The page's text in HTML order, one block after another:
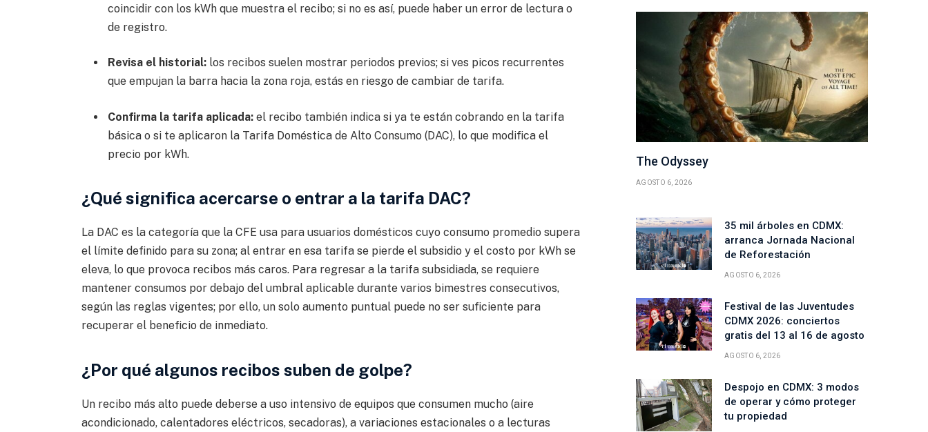
coincidir con los kWh que muestra el recibo; si no es así, puede haber un error de lectura o
de registro.
Revisa el historial:los recibos suelen mostrar periodos previos; si ves picos recurrentes
que empujan la barra hacia la zona roja, estás en riesgo de cambiar de tarifa.
Confirma la tarifa aplicada:el recibo también indica si ya te están cobrando en la tarifa
básica o si te aplicaron la Tarifa Doméstica de Alto Consumo (DAC), lo que modifica el
precio por kWh.
¿Qué significa acercarse o entrar a la tarifa DAC?
La DAC es la categoría que la CFE usa para usuarios domésticos cuyo consumo promedio supera
el límite definido para su zona; al entrar en esa tarifa se pierde el subsidio y el costo por kWh se
eleva, lo que provoca recibos más caros. Para regresar a la tarifa subsidiada, se requiere
mantener consumos por debajo del umbral aplicable durante varios bimestres consecutivos,
según las reglas vigentes; por ello, un solo aumento puntual puede no ser suficiente para
recuperar el beneficio de inmediato.
¿Por qué algunos recibos suben de golpe?
Un recibo más alto puede deberse a uso intensivo de equipos que consumen mucho (aire
acondicionado, calentadores eléctricos, secadoras), a variaciones estacionales o a lecturas
The Odyssey
AGOSTO 6, 2026
35 mil árboles en CDMX:
arranca Jornada Nacional
de Reforestación
AGOSTO 6, 2026
Festival de las Juventudes
CDMX 2026: conciertos
gratis del 13 al 16 de agosto
AGOSTO 6, 2026
Despojo en CDMX: 3 modos
de operar y cómo proteger
tu propiedad